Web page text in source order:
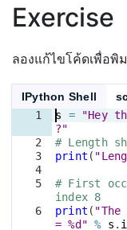
Exercise
ลองแก้ไขโค้ดเพื่อพิ
IPython Shell
1
2
3
4
5
6
s =
"Hey
?"
# Length
print (
# First
index 8
print (
= %d" % s .